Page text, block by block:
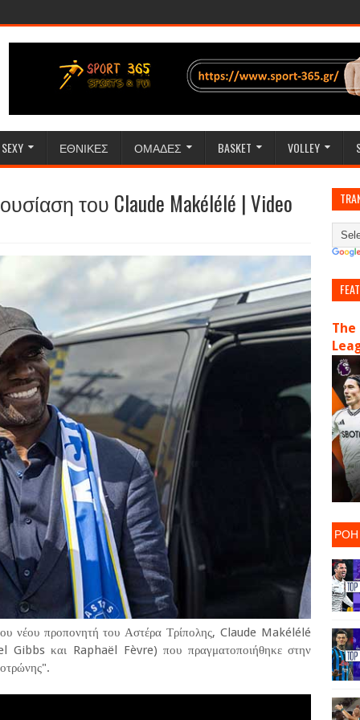
SEXY ΕΘΝΙΚΕΣ ΟΜΑΔΕΣ BASKET VOLLEY
του Claude Makélélé | Video
νέου προπονητή του Αστέρα Τρίπολης, Claude Makélélé
Gibbs και Raphaël Fèvre) που πραγματοποιήθηκε στην
The
ΡΟΗ